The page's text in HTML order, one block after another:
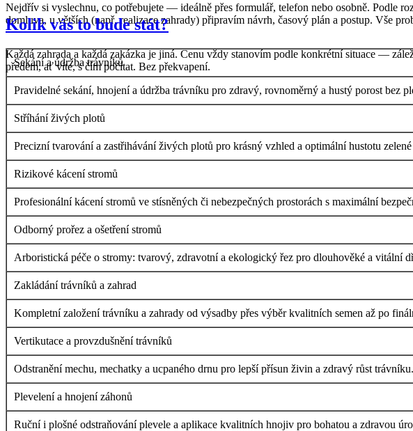
Nejdřív si vyslechnu, co potřebujete — ideálně přes formulář, telefon nebo osobně. Podle
domluva, u větších (např. realizace zahrady) připravím návrh, časový plán a postup. Vše
Kolik vás to bude stát?
Každá zahrada a každá zakázka je jiná. Cenu vždy stanovím podle konkrétní situace —
předem, ať víte, s čím počítat. Bez překvapení.
Sekání a údržba trávníků
Pravidelné sekání, hnojení a údržba trávníku pro zdravý, rovnoměrný a hustý porost bez
Stříhání živých plotů
Precizní tvarování a zastřihávání živých plotů pro krásný vzhled a optimální hustotu zelené
Rizikové kácení stromů
Profesionální kácení stromů ve stísněných či nebezpečných prostorách s maximální
Odborný prořez a ošetření stromů
Arboristická péče o stromy: tvarový, zdravotní a ekologický řez pro dlouhověké a vitální
Zakládání trávníků a zahrad
Kompletní založení trávníku a zahrady od výsadby přes výběr kvalitních semen až po
Vertikutace a provzdušnění trávníků
Odstranění mechu, mechatky a ucpaného drnu pro lepší přísun živin a zdravý růst trávníku.
Plevelení a hnojení záhonů
Ruční i plošné odstraňování plevele a aplikace kvalitních hnojiv pro bohatou a zdravou